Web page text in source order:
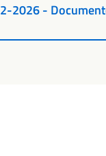
- Documento